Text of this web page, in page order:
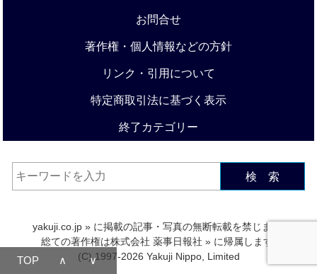
お問合せ
著作権・個人情報などの方針
リンク・引用について
特定商取引法に基づく表示
終了カテゴリー
検 索
yakuji.co.jp » に掲載の記事・写真の無断転載を禁じます.
総ての著作権は株式会社 薬事日報社 » に帰属します.
(C) 1997-2026 Yakuji Nippo, Limited
TOP ∧ ∨